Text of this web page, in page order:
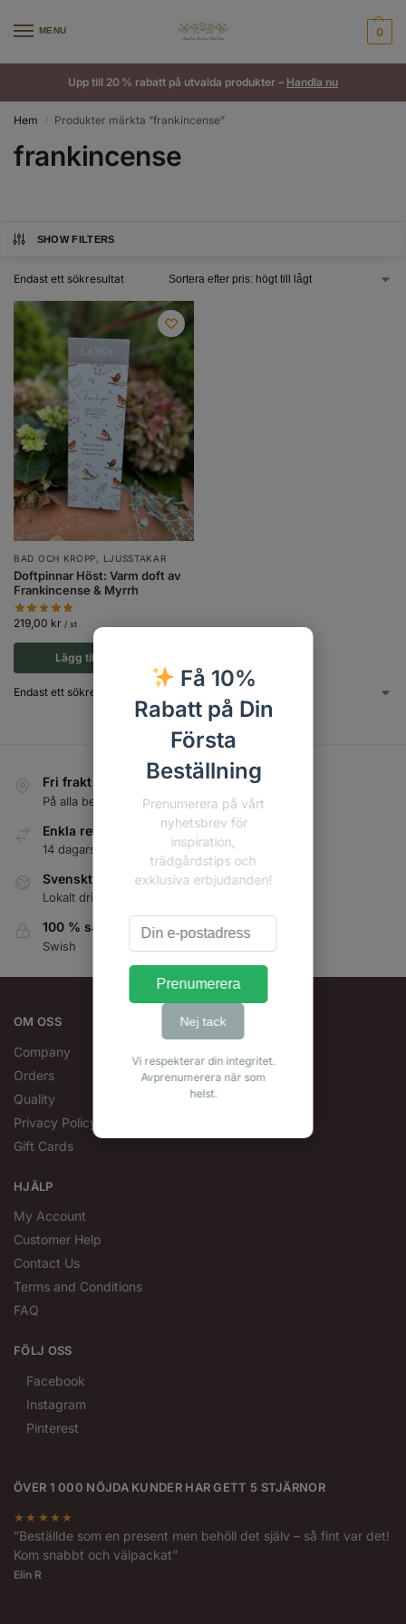
MENU 0
Upp till 20 % rabatt på utvalda produkter – Handla nu
Hem / Produkter märkta ”frankincense”
frankincense
SHOW FILTERS
Endast ett sökresultat
BAD OCH KROPP, LJUSSTAKAR
Doftpinnar Höst: Varm doft av
Frankincense & Myrrh
219,00 kr / st
Lägg till i varukorg
Endast ett sökresultat
Fri frakt inom Sverige
På alla beställningar över 800 kr
Enkla returer inom 14 dagar
14 dagars pengarna-tillbaka-garanti
Svenskt Företag
Lokalt drivet
100 % säker betalning
Swish
OM OSS
Company
Orders
Quality
Privacy Policy
Gift Cards
HJÄLP
My Account
Customer Help
Contact Us
Terms and Conditions
FAQ
FÖLJ OSS
Facebook
Instagram
Pinterest
ÖVER 1 000 NÖJDA KUNDER HAR GETT 5 STJÄRNOR
★★★★★
”Beställde som en present men behöll det själv – så fint var det!
Kom snabbt och välpackat”
Elin R
Få 10%
Rabatt på Din
Första
Beställning
Prenumerera på vårt
nyhetsbrev för
inspiration,
trädgårdstips och
exklusiva erbjudanden!
Prenumerera
Nej tack
Vi respekterar din integritet.
Avprenumerera när som
helst.